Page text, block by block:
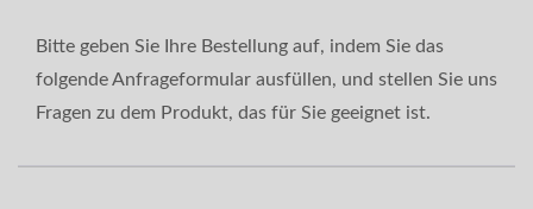
Bitte geben Sie Ihre Bestellung auf, indem Sie das
folgende Anfrageformular ausfüllen, und stellen Sie uns
Fragen zu dem Produkt, das für Sie geeignet ist.